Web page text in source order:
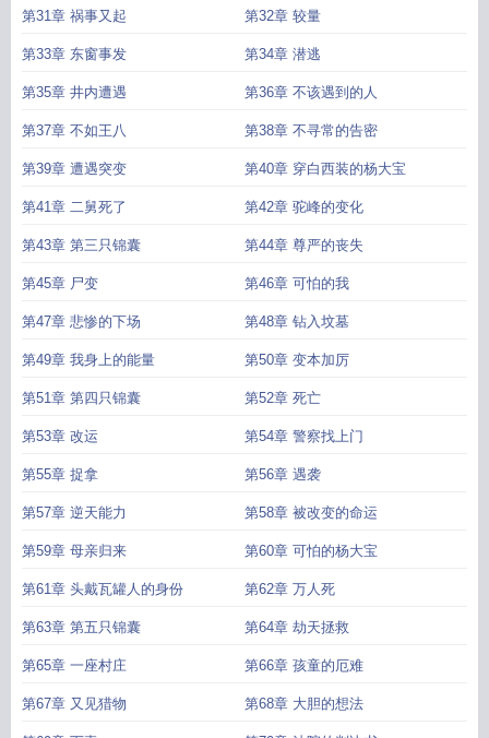
第31章 祸事又起 第32章 较量
第33章 东窗事发 第34章 潜逃
第35章 井内遭遇 第36章 不该遇到的人
第37章 不如王八 第38章 不寻常的告密
第39章 遭遇突变 第40章 穿白西装的杨大宝
第41章 二舅死了 第42章 驼峰的变化
第43章 第三只锦囊 第44章 尊严的丧失
第45章 尸变 第46章 可怕的我
第47章 悲惨的下场 第48章 钻入坟墓
第49章 我身上的能量 第50章 变本加厉
第51章 第四只锦囊 第52章 死亡
第53章 改运 第54章 警察找上门
第55章 捉拿 第56章 遇袭
第57章 逆天能力 第58章 被改变的命运
第59章 母亲归来 第60章 可怕的杨大宝
第61章 头戴瓦罐人的身份 第62章 万人死
第63章 第五只锦囊 第64章 劫天拯救
第65章 一座村庄 第66章 孩童的厄难
第67章 又见猎物 第68章 大胆的想法